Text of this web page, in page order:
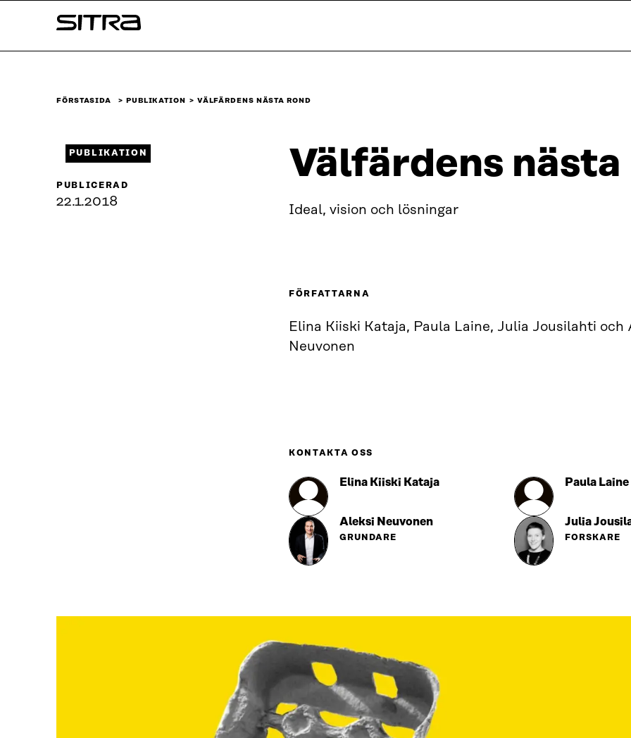
↓
Sitra
FÖRSTASIDA PUBLIKATION VÄLFÄRDENS NÄSTA ROND
Välfärdens nästa
Ideal, vision och lösningar
PUBLIKATION
PUBLICERAD
22.1.2018
FÖRFATTARNA
Elina Kiiski Kataja, Paula Laine, Julia Jousilahti och
Neuvonen
KONTAKTA OSS
Elina Kiiski Kataja Paula Laine
Aleksi Neuvonen
GRUNDARE
Julia
FORSKARE